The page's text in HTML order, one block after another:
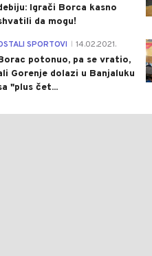
Igrači Borca kasno
da mogu!
SPORTOVI 14.02.2021.
potonuo, pa se vratio,
Gorenje dolazi u Banjaluku
"plus čet...